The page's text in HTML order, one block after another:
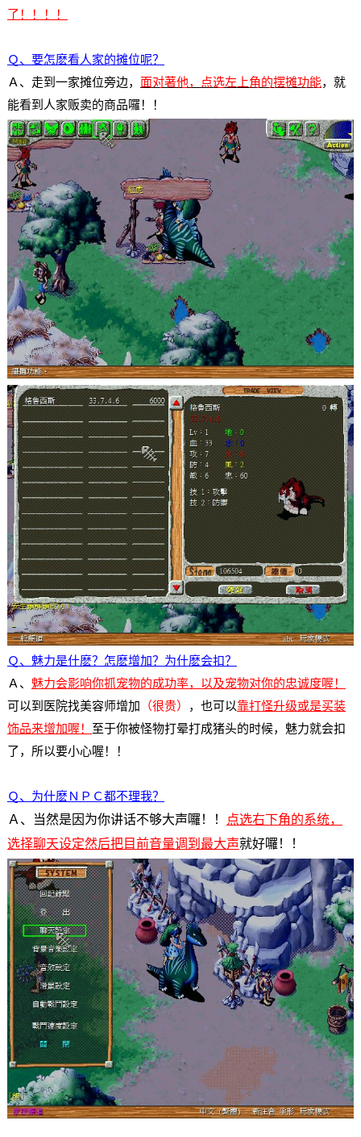
了！！！！
Ｑ、要怎麽看人家的摊位呢？
Ａ、走到一家摊位旁边， 面对著他， 点选左上角的摆摊功能，就
能看到人家贩卖的商品囉！！
Ｑ、魅力是什麽？怎麽增加？为什麽会扣？
Ａ、 魅力会影响你抓宠物的成功率，以及宠物对你的忠诚度喔！
可以到医院找美容师增加 （很贵） ，也可以靠打怪升级或是买装
饰品来增加喔！ 至于你被怪物打晕打成猪头的时候，魅力就会扣
了，所以要小心喔！！
Ｑ、为什麽ＮＰＣ都不理我？
Ａ、当然是因为你讲话不够大声囉！！ 点选右下角的系统，
选择聊天设定然后把目前音量调到最大声就好囉！！